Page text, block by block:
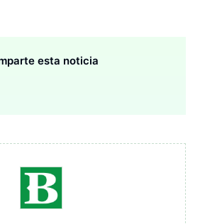
esta noticia